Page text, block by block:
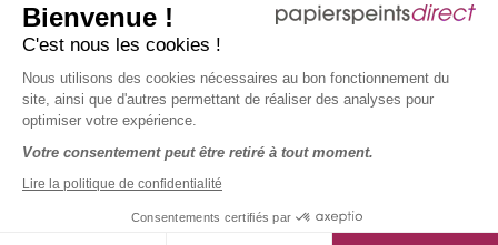
Bienvenue !
C'est nous les cookies !
Nous utilisons des cookies nécessaires au bon fonctionnement du
site, ainsi que d'autres permettant de réaliser des analyses pour
optimiser votre expérience.
Votre consentement peut être retiré à tout moment.
Lire la politique de confidentialité
Consentements certifiés par
Politique de confidentialité
Mentions légales
Protection données réseaux sociaux
Déclaration d'accessibilité